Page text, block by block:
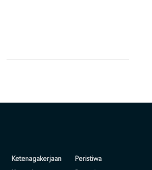
Ketenagakerjaan
Peristiwa